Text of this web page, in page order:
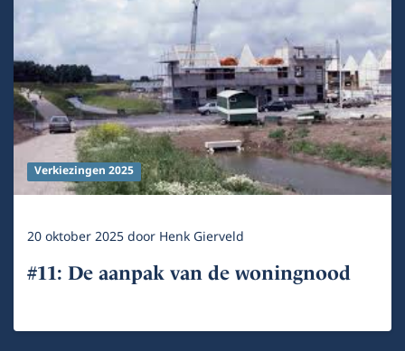
Verkiezingen 2025
20 oktober 2025door Henk Gierveld
#11: De aanpak van de woningnood